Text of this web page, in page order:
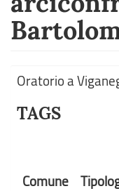
Oratorio a
TAGS
Comune